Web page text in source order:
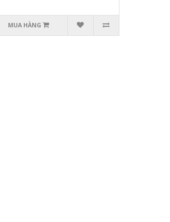
MUA HÀNG